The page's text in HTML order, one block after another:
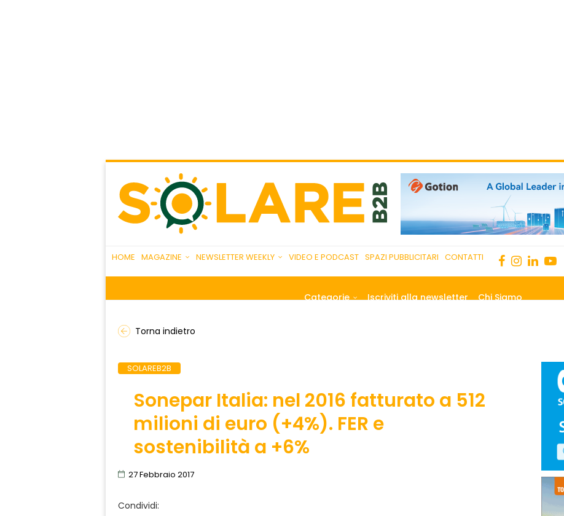
HOME MAGAZINE NEWSLETTER WEEKLY VIDEO E PODCAST SPAZI PUBBLICITARI CONTATTI
Categorie Iscriviti alla newsletter Chi Siamo
Torna indietro
SOLAREB2B
Sonepar Italia: nel 2016 fatturato a 512
milioni di euro (+4%). FER e
sostenibilità a +6%
27 Febbraio 2017
Condividi: